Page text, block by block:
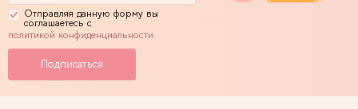
Отправляя данную форму вы
соглашаетесь с
политикой конфиденциальности